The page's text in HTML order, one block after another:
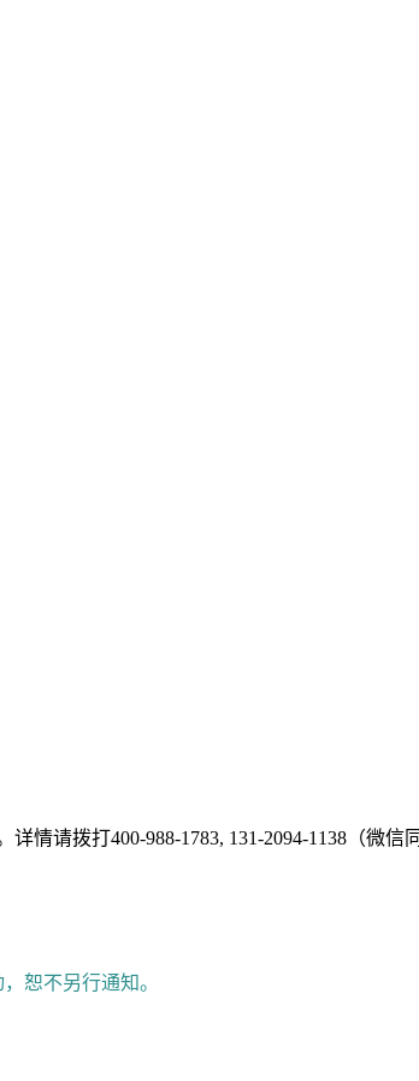
情请拨打400-988-1783, 131-2094-1138（微信
恕不另行通知。